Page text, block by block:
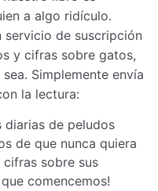
a algo ridículo.
servicio de suscripción
y cifras sobre gatos,
Simplemente envía
la lectura:
diarias de peludos
de que nunca quiera
sobre sus
comencemos!